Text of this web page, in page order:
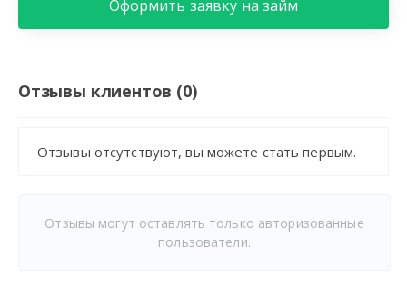
Оформить заявку на займ
Отзывы клиентов (0)
Отзывы отсутствуют, вы можете стать первым.
Отзывы могут оставлять только авторизованные
пользователи.